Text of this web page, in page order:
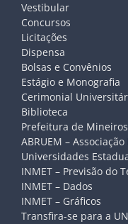
Vestibular
Concursos
Licitações
Dispensa
Bolsas e Convênios
Estágio e Monografia
Cerimonial
Biblioteca
Prefeitura de Mineiros
ABRUEM –
Universidades
INMET – Previsão do
INMET – Dados
INMET – Gráficos
Transfira-se para a